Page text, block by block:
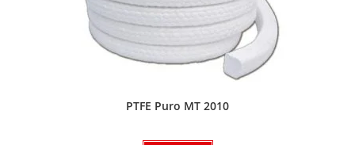
PTFE Puro MT 2010